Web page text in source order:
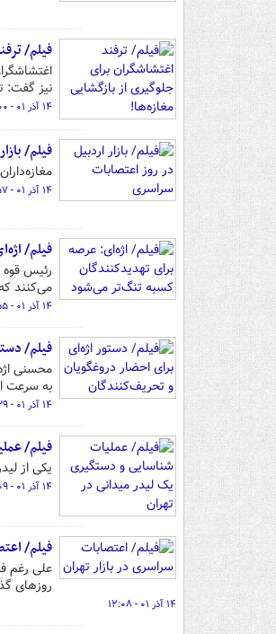
فیلم/
نیز گفت:
۱۴ آذر ۰۱ - ۱۵:۰۰
فیلم/
۱۴ آذر ۰۱ - ۱۴:۵۷
فیلم/
رئیس قوه
می‌کنند
۱۴ آذر ۰۱ - ۱۳:۵۵
فیلم/
محسنی
به سرعت
۱۴ آذر ۰۱ - ۱۳:۳۹
فیلم/
یکی از
۱۴ آذر ۰۱ - ۱۳:۰۹
فیلم/
روزهای
۱۴ آذر ۰۱ - ۱۲:۰۸